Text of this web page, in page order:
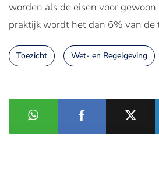
worden als de eisen voor
praktijk wordt het dan 6% van de
Toezicht Wet- en Regelgeving